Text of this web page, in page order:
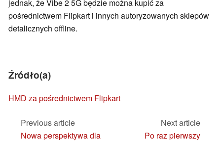
jednak, że Vibe 2 5G będzie można kupić za
pośrednictwem Flipkart i innych autoryzowanych sklepów
detalicznych offline.
Źródło(a)
HMD za pośrednictwem Flipkart
Previous article
Nowa perspektywa dla
Next article
Po raz pierwszy